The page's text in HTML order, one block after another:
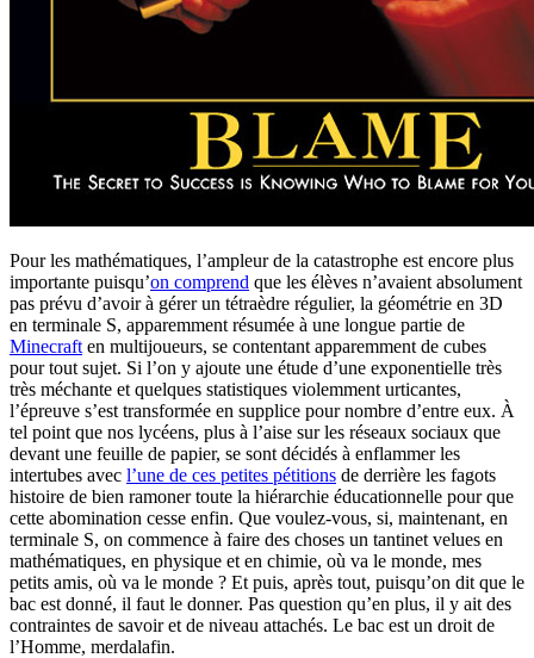
Pour les mathématiques, l’ampleur de la catastrophe est encore plus
importante puisqu’on comprend que les élèves n’avaient absolument
pas prévu d’avoir à gérer un tétraèdre régulier, la géométrie en 3D
en terminale S, apparemment résumée à une longue partie de
Minecraft en multijoueurs, se contentant apparemment de cubes
pour tout sujet. Si l’on y ajoute une étude d’une exponentielle très
très méchante et quelques statistiques violemment urticantes,
l’épreuve s’est transformée en supplice pour nombre d’entre eux. À
tel point que nos lycéens, plus à l’aise sur les réseaux sociaux que
devant une feuille de papier, se sont décidés à enflammer les
intertubes avec l’une de ces petites pétitions de derrière les fagots
histoire de bien ramoner toute la hiérarchie éducationnelle pour que
cette abomination cesse enfin. Que voulez-vous, si, maintenant, en
terminale S, on commence à faire des choses un tantinet velues en
mathématiques, en physique et en chimie, où va le monde, mes
petits amis, où va le monde ? Et puis, après tout, puisqu’on dit que le
bac est donné, il faut le donner. Pas question qu’en plus, il y ait des
contraintes de savoir et de niveau attachés. Le bac est un droit de
l’Homme, merdalafin.